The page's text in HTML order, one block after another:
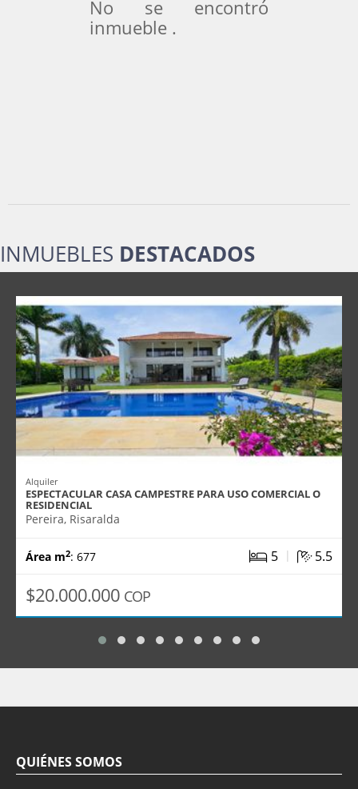
No se encontró
inmueble .
INMUEBLES DESTACADOS
Alquiler
ESPECTACULAR CASA CAMPESTRE PARA USO COMERCIAL O
RESIDENCIAL
Pereira, Risaralda
Área m2: 677 5 | 5.5
$20.000.000 COP
QUIÉNES SOMOS